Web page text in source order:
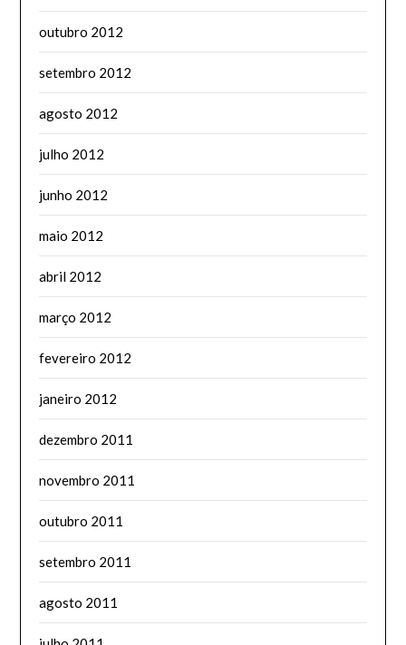
outubro 2012
setembro 2012
agosto 2012
julho 2012
junho 2012
maio 2012
abril 2012
março 2012
fevereiro 2012
janeiro 2012
dezembro 2011
novembro 2011
outubro 2011
setembro 2011
agosto 2011